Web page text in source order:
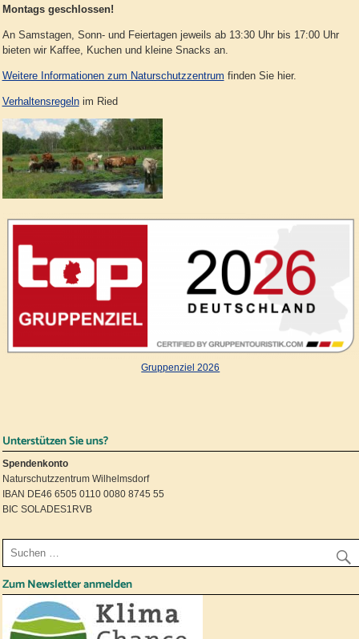
Montags geschlossen!
An Samstagen, Sonn- und Feiertagen jeweils ab 13:30 Uhr bis 17:00 Uhr
bieten wir Kaffee, Kuchen und kleine Snacks an.
Weitere Informationen zum Naturschutzzentrum finden Sie hier.
Verhaltensregelnim Ried
Gruppenziel 2026
Unterstützen Sie uns?
Spendenkonto
Naturschutzzentrum Wilhelmsdorf
IBAN DE46 6505 0110 0080 8745 55
BIC SOLADES1RVB
Zum Newsletter anmelden